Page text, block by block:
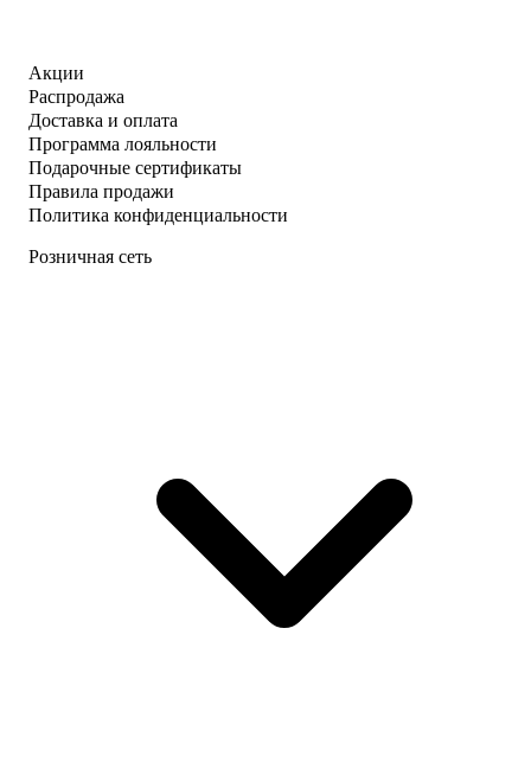
Акции
Распродажа
Доставка и оплата
Программа лояльности
Подарочные сертификаты
Правила продажи
Политика конфиденциальности
Розничная сеть